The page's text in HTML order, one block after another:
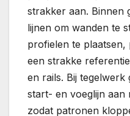
strakker aan. Binnen
lijnen om wanden te
profielen te
een strakke
en rails. Bij tegelwerk
start- en voeglijn aan
zodat patronen